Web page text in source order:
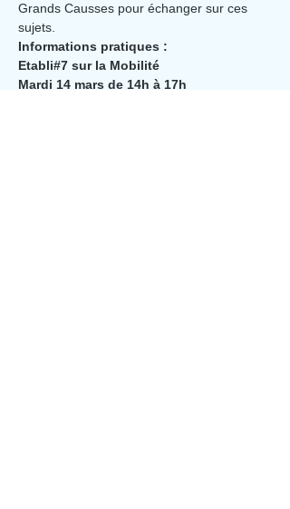
Grands Causses pour échanger sur ces
sujets.
Informations pratiques :
Etabli#7 sur la Mobilité
Mardi 14 mars de 14h à 17h